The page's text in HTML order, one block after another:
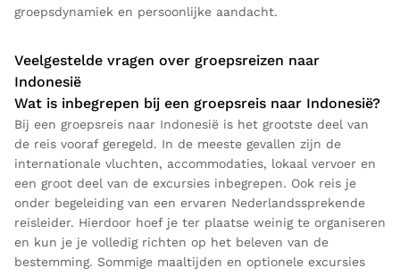
groepsdynamiek en persoonlijke aandacht.
Veelgestelde vragen over groepsreizen naar
Indonesië
Wat is inbegrepen bij een groepsreis naar Indonesië?
Bij een groepsreis naar Indonesië is het grootste deel van
de reis vooraf geregeld. In de meeste gevallen zijn de
internationale vluchten, accommodaties, lokaal vervoer en
een groot deel van de excursies inbegrepen. Ook reis je
onder begeleiding van een ervaren Nederlandssprekende
reisleider. Hierdoor hoef je ter plaatse weinig te organiseren
en kun je je volledig richten op het beleven van de
bestemming. Sommige maaltijden en optionele excursies